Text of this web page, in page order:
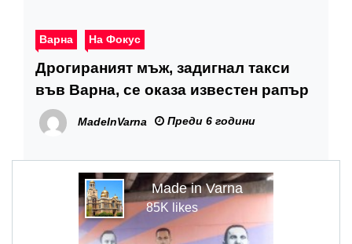
Варна На Фокус
Дрогираният мъж, задигнал такси
във Варна, се оказа известен рапър
MadeInVarna Преди 6 години
Made in Varna
85K likes